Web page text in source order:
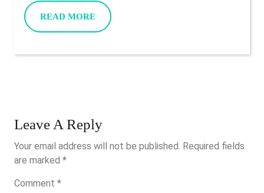
Feel
READ MOREREAD
MORE
Leave A Reply
Your email address will not be published. Required fields
are marked *
Comment *